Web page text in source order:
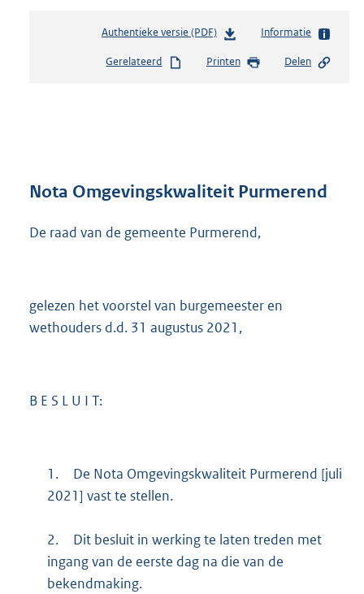
Authentieke versie (PDF)b
s
r
t
8
,
Informatie
Gerelateerd Printen Delen
Nota Omgevingskwaliteit Purmerend
De raad van de gemeente Purmerend,
gelezen het voorstel van burgemeester en
wethouders d.d. 31 augustus 2021,
B E S L U I T:
1.
De Nota Omgevingskwaliteit Purmerend [juli
2021] vast te stellen.
2.
Dit besluit in werking te laten treden met
ingang van de eerste dag na die van de
bekendmaking.